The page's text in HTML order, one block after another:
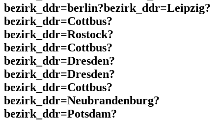
bezirk_ddr=berlin?bezirk_ddr=Leipzig?
bezirk_ddr=Cottbus?
bezirk_ddr=Rostock?
bezirk_ddr=Cottbus?
bezirk_ddr=Dresden?
bezirk_ddr=Dresden?
bezirk_ddr=Cottbus?
bezirk_ddr=Neubrandenburg?
bezirk_ddr=Potsdam?